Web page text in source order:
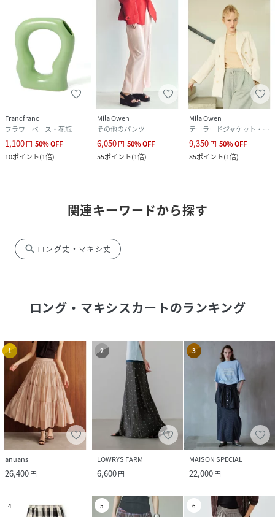
Francfranc
フラワーベース・花瓶
1,100円 50%OFF
10ポイント(1倍)
Mila Owen
その他のパンツ
6,050円 50%OFF
55ポイント(1倍)
Mila Owen
テーラードジャケット・ブレザー
9,350円 50%OFF
85ポイント(1倍)
関連キーワードから探す
search ロング丈・マキシ丈
ロング・マキシスカートのランキング
1
anuans
26,400円
2
LOWRYS FARM
6,600円
3
MAISON SPECIAL
22,000円
4 5 6